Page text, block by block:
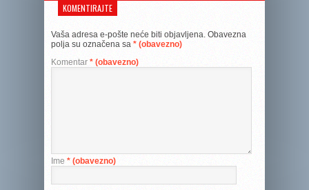
KOMENTIRAJTE
Vaša adresa e-pošte neće biti objavljena. Obavezna
polja su označena sa * (obavezno)
Komentar * (obavezno)
Ime * (obavezno)